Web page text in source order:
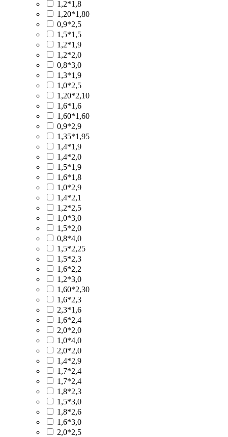
1,2*1,8
1,20*1,80
0,9*2,5
1,5*1,5
1,2*1,9
1,2*2,0
0,8*3,0
1,3*1,9
1,0*2,5
1,20*2,10
1,6*1,6
1,60*1,60
0,9*2,9
1,35*1,95
1,4*1,9
1,4*2,0
1,5*1,9
1,6*1,8
1,0*2,9
1,4*2,1
1,2*2,5
1,0*3,0
1,5*2,0
0,8*4,0
1,5*2,25
1,5*2,3
1,6*2,2
1,2*3,0
1,60*2,30
1,6*2,3
2,3*1,6
1,6*2,4
2,0*2,0
1,0*4,0
2,0*2,0
1,4*2,9
1,7*2,4
1,7*2,4
1,8*2,3
1,5*3,0
1,8*2,6
1,6*3,0
2,0*2,5